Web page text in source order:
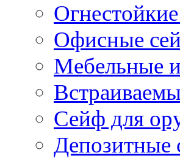
Офисные
Мебельные
Сейф для
Депозитные